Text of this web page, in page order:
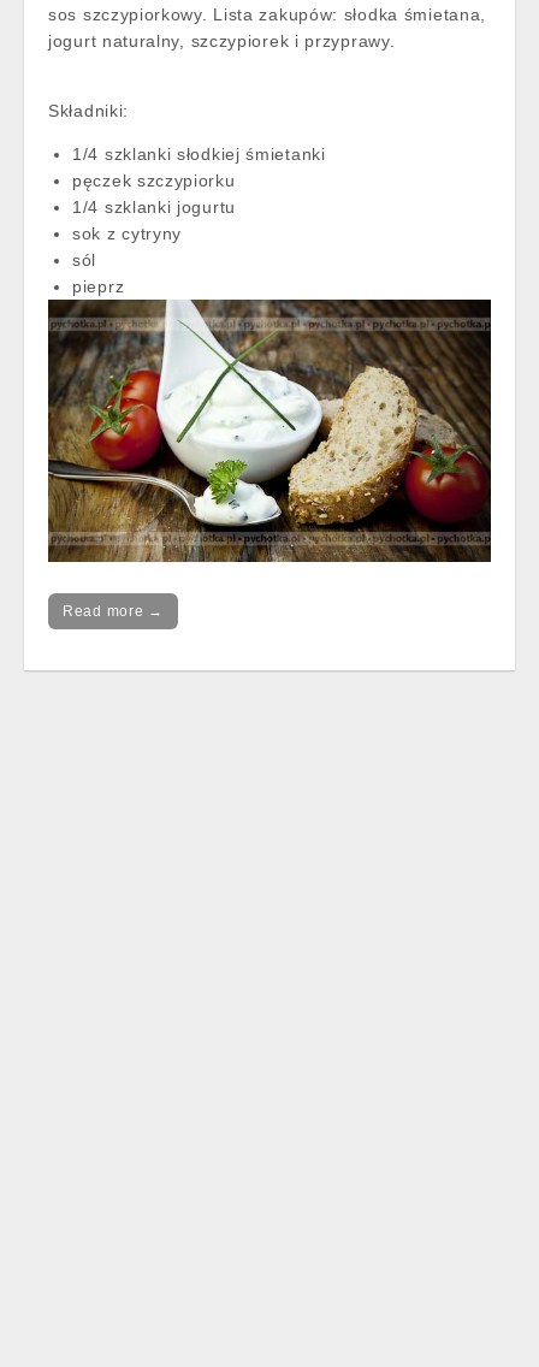
sos szczypiorkowy. Lista zakupów: słodka śmietana,
jogurt naturalny, szczypiorek i przyprawy.
Składniki:
1/4 szklanki słodkiej śmietanki
pęczek szczypiorku
1/4 szklanki jogurtu
sok z cytryny
sól
pieprz
Read more →